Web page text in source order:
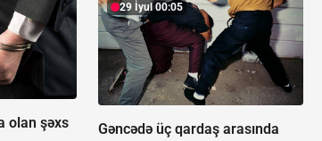
olan şəxs
29 İyul 00:05
Gəncədə üç qardaş arasında